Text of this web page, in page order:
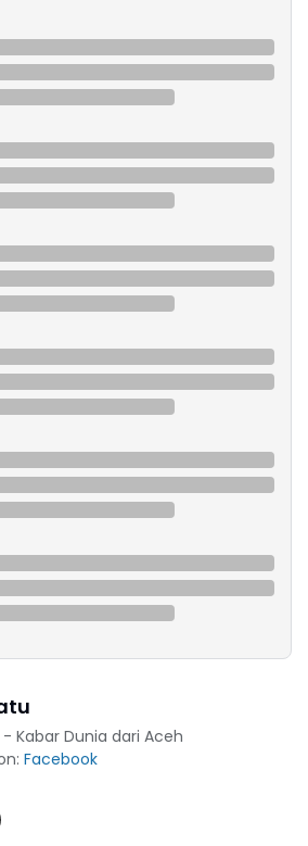
Kabar Dunia dari Aceh
Facebook